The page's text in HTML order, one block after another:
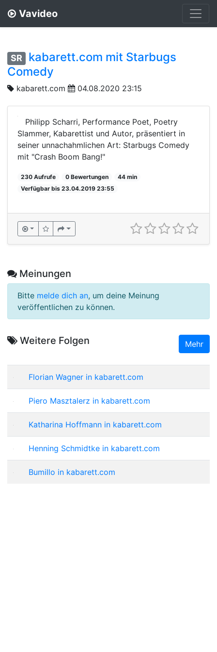
Vavideo
SR
kabarett.com mit Starbugs
Comedy
kabarett.com 04.08.2020 23:15
Philipp Scharri, Performance Poet, Poetry
Slammer, Kabarettist und Autor, präsentiert in
seiner unnachahmlichen Art: Starbugs Comedy
mit "Crash Boom Bang!"
230 Aufrufe 0 Bewertungen
44 min
Verfügbar bis 23.04.2019 23:55
Meinungen
Bitte melde dich an, um deine Meinung
veröffentlichen zu können.
Weitere Folgen Mehr
Florian Wagner in kabarett.com
Piero Masztalerz in kabarett.com
Katharina Hoffmann in kabarett.com
Henning Schmidtke in kabarett.com
Bumillo in kabarett.com